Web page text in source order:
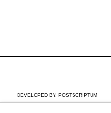
DEVELOPED BY: POSTSCRIPTUM